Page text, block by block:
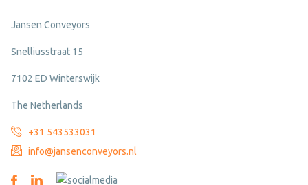
Jansen Conveyors
Snelliusstraat 15
7102 ED Winterswijk
The Netherlands
+31 543533031
info@jansenconveyors.nl